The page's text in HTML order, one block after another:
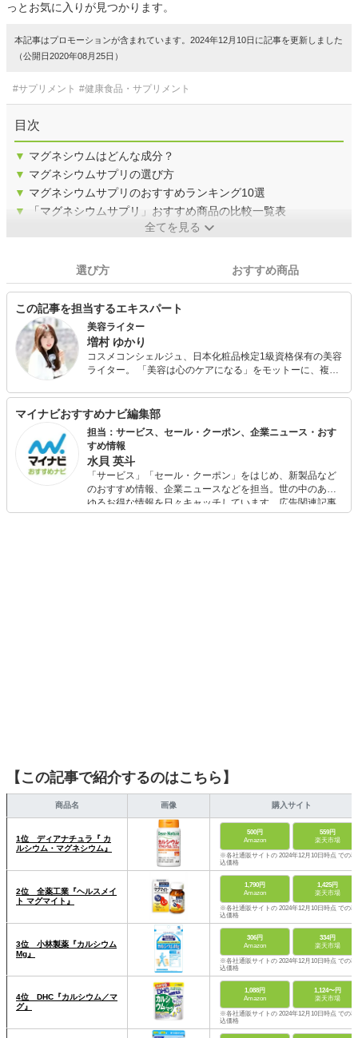
っとお気に入りが見つかります。
本記事はプロモーションが含まれています。2024年12月10日に記事を更新しました
（公開日2020年08月25日）
#サプリメント #健康食品・サプリメント
目次
▼ マグネシウムはどんな成分？
▼ マグネシウムサプリの選び方
▼ マグネシウムサプリのおすすめランキング10選
▼
「マグネシウムサプリ」おすすめ商品の比較一覧表
全てを見る
選び方 おすすめ商品
この記事を担当するエキスパート
美容ライター
増村 ゆかり
コスメコンシェルジュ、日本化粧品検定1級資格保有の美容
ライター。 「美容は心のケアになる」をモットーに、複数
スを解消し、チャームポイントをアピールできるコスメ情
報を発信します！
マイナビおすすめナビ編集部
担当：サービス、セール・クーポン、企業ニュース・おす
すめ情報
水貝 英斗
「サービス」「セール・クーポン」をはじめ、新製品など
のおすすめ情報、企業ニュースなどを担当。世の中のあら
ゆるお得な情報を日々キャッチしています。広告関連記事
の制作にも携わり、SEOの知見を活かし商品販促のプラン
【この記事で紹介するのはこちら】
商品名 画像 購入サイト
1位 ディアナチュラ『 カ
ルシウム・マグネシウム』
500円
Amazon
559円
楽天市場
※各社通販サイトの 2024年12月10日時点 での税
込価格
2位 全薬工業『ヘルスメイ
ト マグマイト』
1,790円
Amazon
1,425円
楽天市場
※各社通販サイトの 2024年12月10日時点 での税
込価格
3位 小林製薬『カルシウム
Mg』
306円
Amazon
334円
楽天市場
※各社通販サイトの 2024年12月10日時点 での税
込価格
4位 DHC『カルシウム／マ
グ』
1,088円
Amazon
1,124〜円
楽天市場
※各社通販サイトの 2024年12月10日時点 での税
込価格